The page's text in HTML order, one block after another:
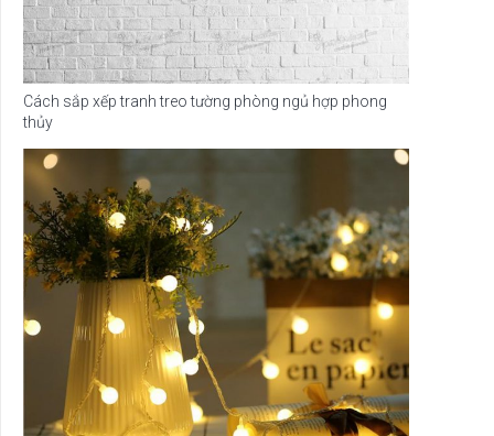
Cách sắp xếp tranh treo tường phòng ngủ hợp phong
thủy